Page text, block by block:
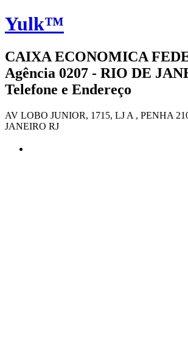
Yulk™
CAIXA ECONOMICA
Agência 0207 - RIO DE
Telefone e Endereço
AV LOBO JUNIOR, 1715, LJ A , PENHA
JANEIRO RJ